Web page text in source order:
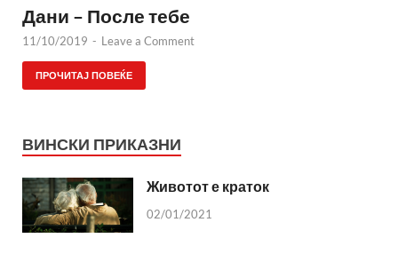
Дани – После тебе
11/10/2019 - Leave a Comment
ПРОЧИТАЈ ПОВЕЌЕ
ВИНСКИ ПРИКАЗНИ
Животот е краток
02/01/2021